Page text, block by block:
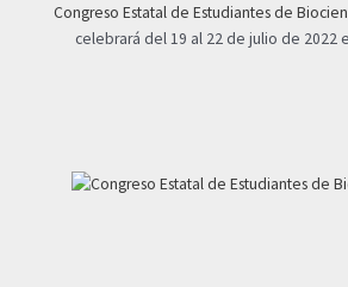
Congreso Estatal de Estudiantes de
celebrará del 19 al 22 de julio de 2022